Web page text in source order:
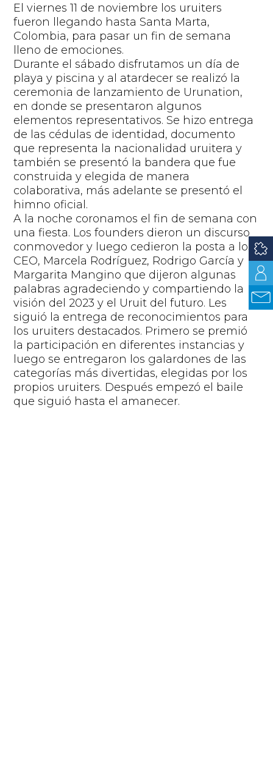
El viernes 11 de noviembre los uruiters
fueron llegando hasta Santa Marta,
Colombia, para pasar un fin de semana
lleno de emociones.
Durante el sábado disfrutamos un día de
playa y piscina y al atardecer se realizó la
ceremonia de lanzamiento de Urunation,
en donde se presentaron algunos
elementos representativos. Se hizo entrega
de las cédulas de identidad, documento
que representa la nacionalidad uruitera y
también se presentó la bandera que fue
construida y elegida de manera
colaborativa, más adelante se presentó el
himno oficial.
A la noche coronamos el fin de semana con
una fiesta. Losfounders dieron un discurso
conmovedor y luego cedieron la posta a los
CEO, Marcela Rodríguez, Rodrigo García y
Margarita Mangino que dijeron algunas
palabras agradeciendo y compartiendo la
visión del 2023 y el Uruit del futuro. Les
siguió la entrega de reconocimientos para
los uruiters destacados. Primero se premió
la participación en diferentes instancias y
luego se entregaron los galardones de las
categorías más divertidas, elegidas por los
propios uruiters. Después empezó el baile
que siguió hasta el amanecer.